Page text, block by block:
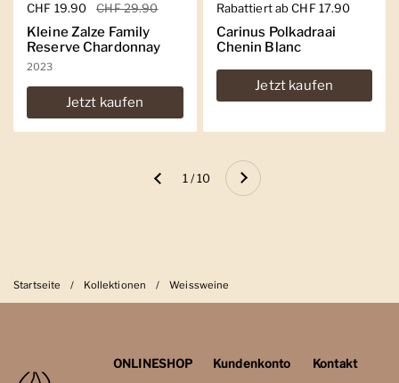
Regulärer Preis
CHF 19.90 Sale-Preis
CHF 29.90
Kleine Zalze Family
Reserve Chardonnay
2023
Jetzt kaufen
Regulärer Preis
Rabattiert ab CHF 17.90
Carinus Polkadraai
Chenin Blanc
Jetzt kaufen
Zurück 1 / 10 Weiter
Startseite / Kollektionen / Weissweine
ONLINESHOP
Kundenkonto
Kontakt